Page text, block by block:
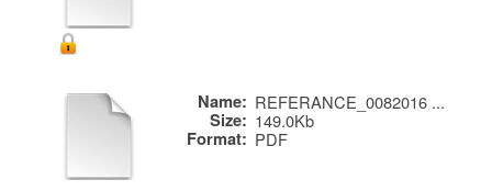
Name: REFERANCE_0082016 ...
Size: 149.0Kb
Format: PDF